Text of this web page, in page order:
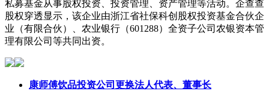
私募基金从事股权投资、投资管理、资产管理等活动。企查查
股权穿透显示，该企业由浙江省社保科创股权投资基金合伙企
业（有限合伙）、农业银行（601288）全资子公司农银资本管
理有限公司等共同出资。
康师傅饮品投资公司更换法人代表、董事长